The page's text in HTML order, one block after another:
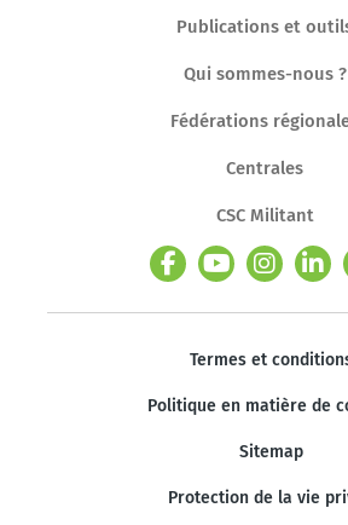
Publications et
Qui sommes-nous ?
Fédérations
Centrales
CSC Militant
Termes et
Politique en matière de
Sitemap
Protection de la vie